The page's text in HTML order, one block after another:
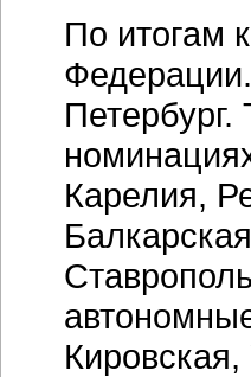
По итогам
Карелия,